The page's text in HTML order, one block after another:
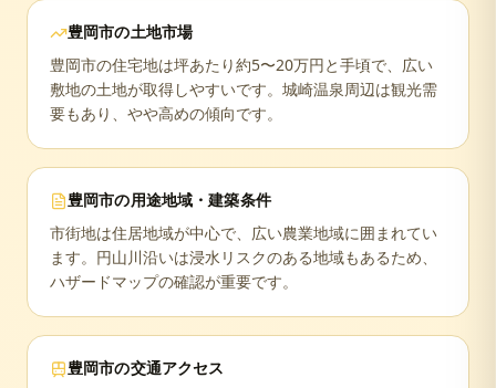
豊岡市の土地市場
豊岡市の住宅地は坪あたり約5〜20万円と手頃で、広い
敷地の土地が取得しやすいです。城崎温泉周辺は観光需
要もあり、やや高めの傾向です。
豊岡市の用途地域・建築条件
市街地は住居地域が中心で、広い農業地域に囲まれてい
ます。円山川沿いは浸水リスクのある地域もあるため、
ハザードマップの確認が重要です。
豊岡市の交通アクセス